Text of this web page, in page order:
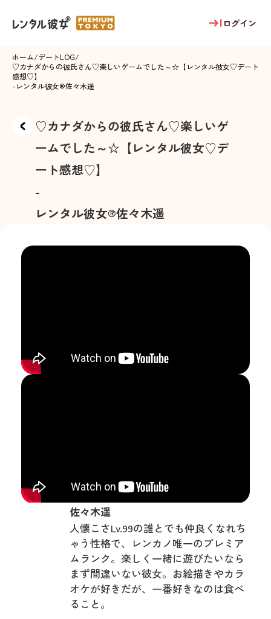
ログイン
ホーム/デートLOG/
♡カナダからの彼氏さん♡楽しいゲームでした～☆【レンタル彼女♡デート
感想♡】
-レンタル彼女®佐々木遥
♡カナダからの彼氏さん♡楽しいゲ
ームでした～☆【レンタル彼女♡デ
ート感想♡】
-
レンタル彼女®佐々木遥
佐々木遥
人懐こさLv.99の誰とでも仲良くなれち
ゃう性格で、レンカノ唯一のプレミア
ムランク。楽しく一緒に遊びたいなら
まず間違いない彼女。お絵描きやカラ
オケが好きだが、一番好きなのは食べ
ること。